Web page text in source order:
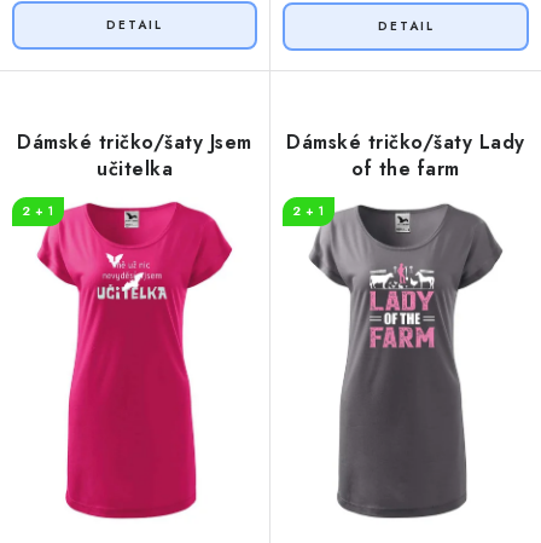
Dámské tričko/šaty Jsem
učitelka
2 + 1
Dámské tričko/šaty Lady
of the farm
2 + 1